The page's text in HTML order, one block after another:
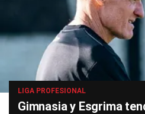
LIGA PROFESIONAL
Gimnasia y Esgrima